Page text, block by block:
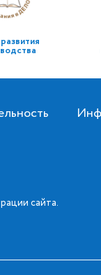
сайта.